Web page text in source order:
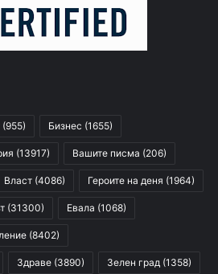
(955) Бизнес (1655)
(13917) Вашите писма (206)
Власт (4086) Героите на деня (1964)
(31300) Евала (1068)
(8402)
Здраве (3890) Зелен град (1358)